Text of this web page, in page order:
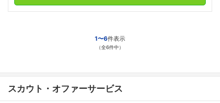
1〜6件表示
（全6件中）
スカウト・オファーサービス